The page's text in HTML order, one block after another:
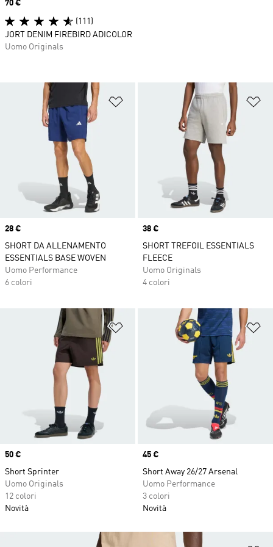
Aggiungi alla lista dei desideri
Price
28 €
SHORT DA ALLENAMENTO
ESSENTIALS BASE WOVEN
Uomo Performance
6 colori
Price
38 €
SHORT TREFOIL ESSENTIALS
FLEECE
Uomo Originals
4 colori
Aggiungi alla lista dei desideri
Price
50 €
Short Sprinter
Uomo Originals
12 colori
Novità
Price
45 €
Short Away 26/27 Arsenal
Uomo Performance
3 colori
Novità
Price
70 €
(111)
JORT DENIM FIREBIRD ADICOLOR
Uomo Originals